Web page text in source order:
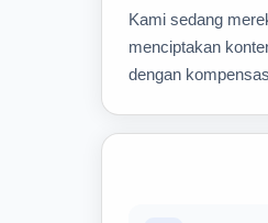
Kami sedang
menciptakan
dengan